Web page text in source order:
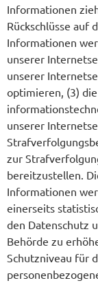
Informationen
Rückschlüsse auf
Informationen
unserer
unserer
optimieren, (3)
unserer
zur
bereitzustellen.
Informationen
einerseits
den Datenschutz
Behörde zu
Schutzniveau für